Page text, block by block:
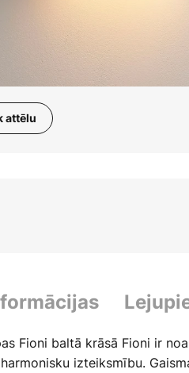
attēlu
Fioni baltā krāsā Fioni ir
izteiksmību.